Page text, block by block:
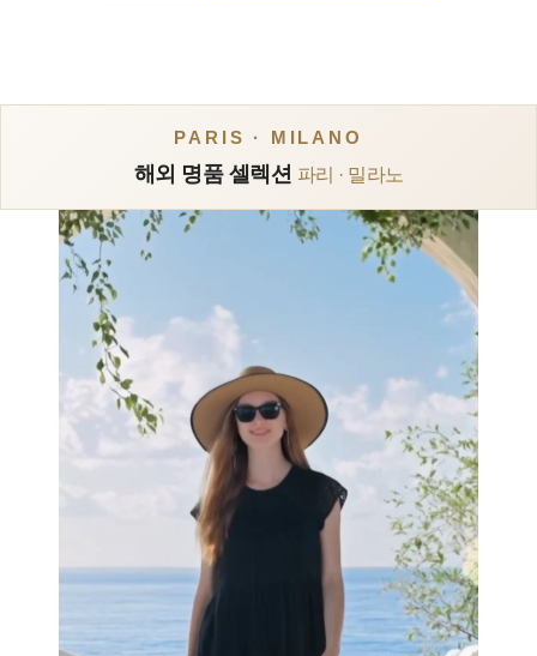
PARIS · MILANO
해외 명품 셀렉션 파리 · 밀라노